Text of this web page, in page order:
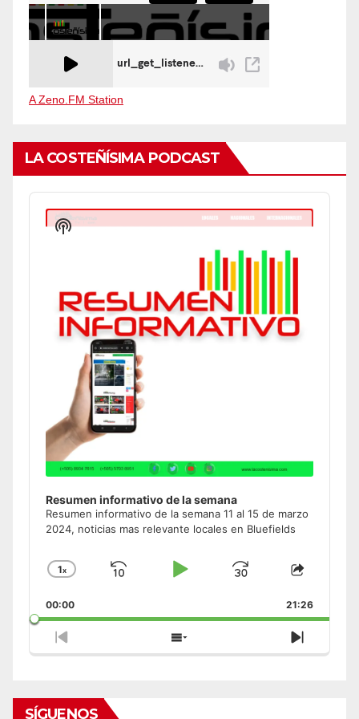
A Zeno.FM Station
LA COSTEÑÍSIMA PODCAST
Audio
Player
Resumen informativo de la semana
Resumen informativo de la semana 11 al 15 de marzo
2024, noticias mas relevante locales en Bluefields
Change
Rate
1x
Skip
Play
Jump
Forward
Share
Episode
00:00 21:26
Previous
Episode
Show
Episodes
Next
Episode
Show
Podcast
SÍGUENOS